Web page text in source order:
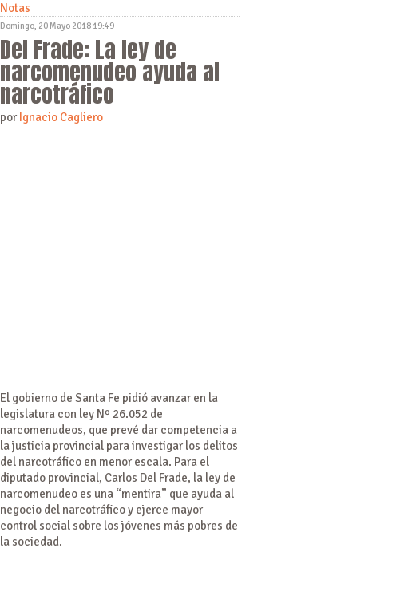
Notas
Domingo, 20 Mayo 2018 19:49
Del Frade: La ley de
narcomenudeo ayuda al
narcotráfico
por Ignacio Cagliero
El gobierno de Santa Fe pidió avanzar en la
legislatura con ley Nº 26.052 de
narcomenudeos, que prevé dar competencia a
la justicia provincial para investigar los delitos
del narcotráfico en menor escala. Para el
diputado provincial, Carlos Del Frade, la ley de
narcomenudeo es una “mentira” que ayuda al
negocio del narcotráfico y ejerce mayor
control social sobre los jóvenes más pobres de
la sociedad.